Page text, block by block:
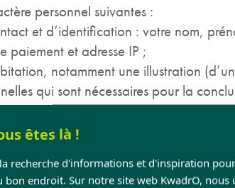
êtes là !
recherche d'informations et d'inspiration
bon endroit. Sur notre site web KwadrO, nous
personnel suivantes :
et d’identification : votre nom,
paiement et adresse IP ;
notamment une illustration
qui sont nécessaires pour la
concernant votre mobilité
profession actuelle ;
: votre comportement d’achat,
informations disponibles